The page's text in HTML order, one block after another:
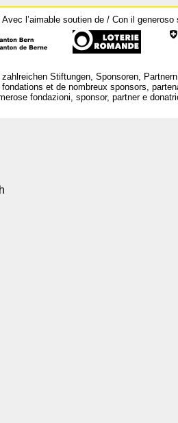
l’aimable soutien de / Con il generoso
Stiftungen, Sponsoren,
et de nombreux sponsors,
fondazioni, sponsor, partner e